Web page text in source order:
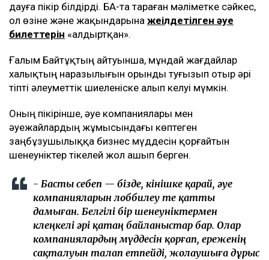
дауға пікір білдірді. БАҚ-та тараған мәліметке сәйкес,
ол өзіне және жақындарына жеңілдетілген әуе
билеттерін «алдыртқан».
Ғалым Байтұқтың айтуынша, мұндай жағдайлар
халықтың наразылығын орынды туғызып отыр әрі
тіпті әлеуметтік шиеленіске алып келуі мүмкін.
Оның пікірінше, әуе компаниялары мен
әуежайлардың жұмысындағы көптеген
заңбұзушылыққа бизнес мүддесін қорғайтын
шенеуніктер тікелей жол ашып берген.
- Басты себеп — бізде, өкінішке қарай, әуе
компанияларын лоббилеу өте қатты
дамыған. Белгілі бір шенеуніктермен
көлеңкелі әрі қатаң байланыстар бар. Олар
компаниялардың мүддесін қорғап, ереженің
сақталуын талап етпейді, жолаушыға дұрыс